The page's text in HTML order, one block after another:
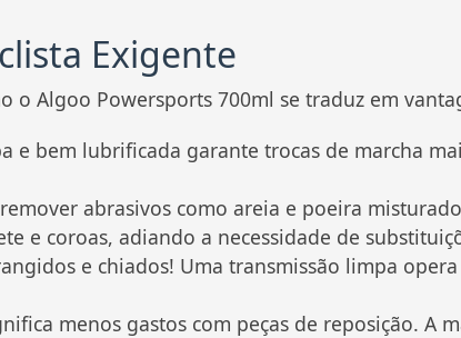
Exigente
o Algoo Powersports 700ml se traduz em
e bem lubrificada garante trocas de marcha
abrasivos como areia e poeira
e coroas, adiando a necessidade de
e chiados! Uma transmissão limpa
menos gastos com peças de reposição. A